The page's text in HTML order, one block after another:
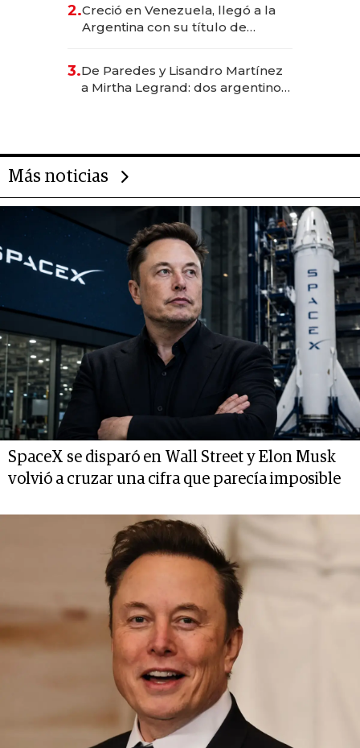
2.Creció en Venezuela, llegó a la
Argentina con su título de
las marcas "fast premium"
3.De Paredes y Lisandro Martínez
a Mirtha Legrand: dos argentinos
Más noticias
SpaceX se disparó en Wall Street y Elon Musk
volvió a cruzar una cifra que parecía imposible